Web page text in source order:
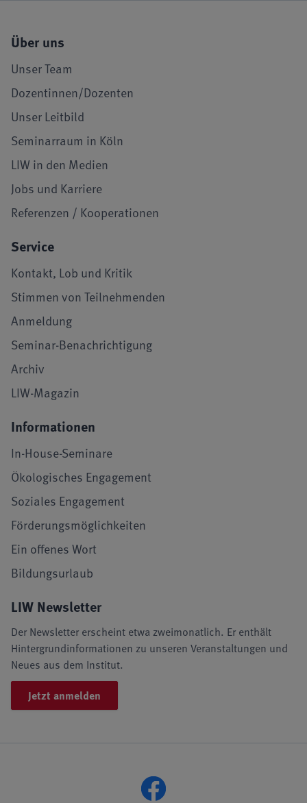
Über uns
Unser Team
Dozentinnen/Dozenten
Unser Leitbild
Seminarraum in Köln
LIW in den Medien
Jobs und Karriere
Referenzen / Kooperationen
Service
Kontakt, Lob und Kritik
Stimmen von Teilnehmenden
Anmeldung
Seminar-Benachrichtigung
Archiv
LIW-Magazin
Informationen
In-House-Seminare
Ökologisches Engagement
Soziales Engagement
Förderungsmöglichkeiten
Ein offenes Wort
Bildungsurlaub
LIW Newsletter
Der Newsletter erscheint etwa zweimonatlich. Er enthält
Hintergrundinformationen zu unseren Veranstaltungen und
Neues aus dem Institut.
Jetzt anmelden